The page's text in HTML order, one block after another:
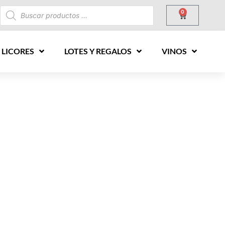
0
LOTES Y REGALOS VINOS